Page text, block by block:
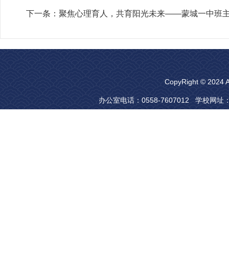
下一条： 聚焦心理育人，共育阳光未来——蒙城一中班
CopyRight © 2024
办公室电话：0558-7607012 学校网址